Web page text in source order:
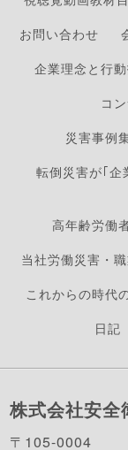
お問い合わせ
企業理念と行
コ
災害事例
転倒災害が｢企
高年齢労働
当社労働災害・
これからの時代
日記
株式会社安全
〒105-0004